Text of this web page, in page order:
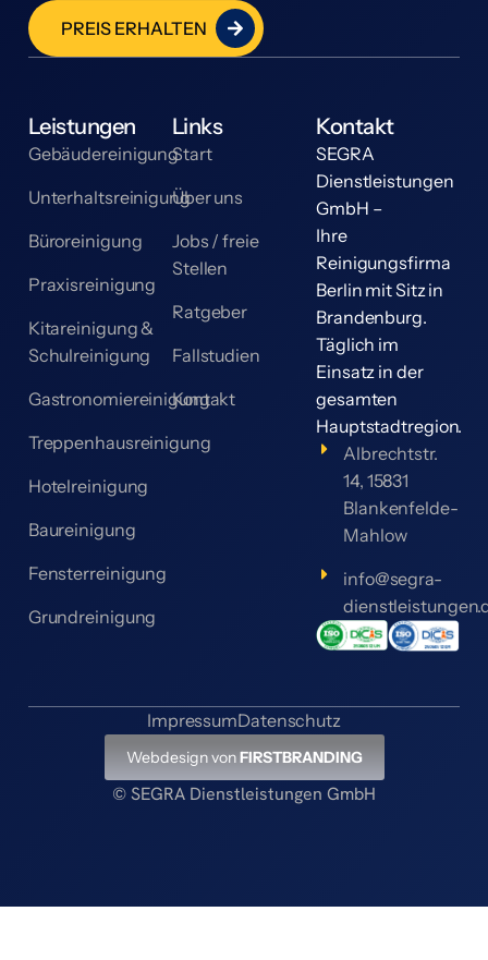
PREIS ERHALTEN
Leistungen
Gebäudereinigung
Unterhaltsreinigung
Büroreinigung
Praxisreinigung
Kitareinigung &
Schulreinigung
Gastronomiereinigung
Treppenhausreinigung
Hotelreinigung
Baureinigung
Fensterreinigung
Grundreinigung
Links
Start
Über uns
Jobs / freie
Stellen
Ratgeber
Fallstudien
Kontakt
Kontakt
SEGRA
Dienstleistungen
GmbH –
Ihre
Reinigungsfirma
Berlin mit Sitz in
Brandenburg.
Täglich im
Einsatz in der
gesamten
Hauptstadtregion.
Albrechtstr.
14, 15831
Blankenfelde-
Mahlow
info@segra-
© SEGRA Dienstleistungen GmbH
Webdesign vonFIRSTBRANDING
ImpressumDatenschutz